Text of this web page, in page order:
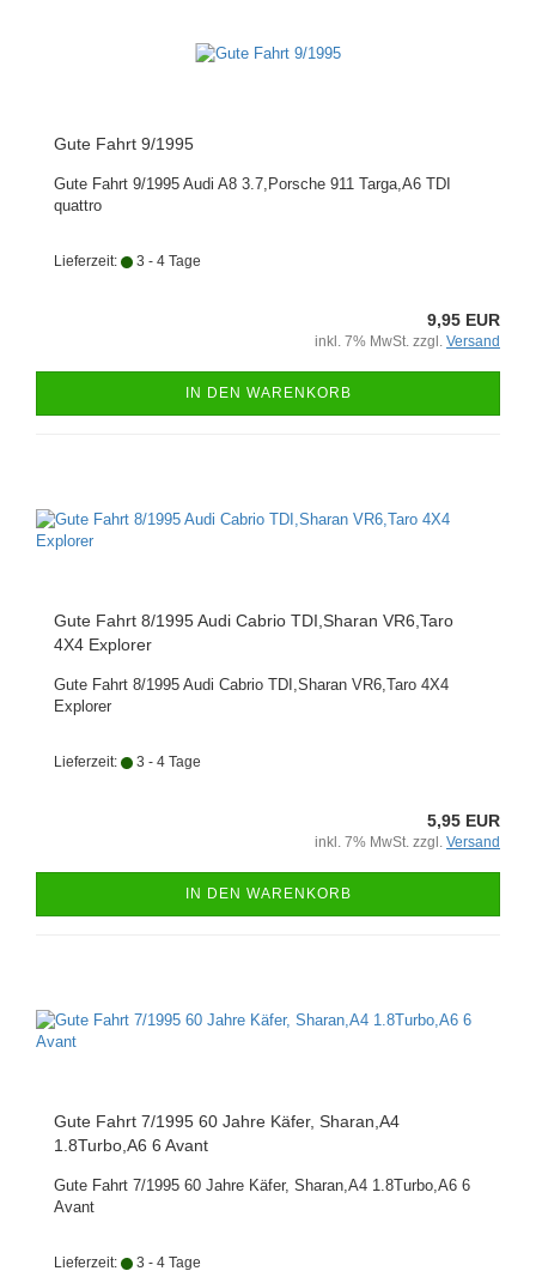
Gute Fahrt 9/1995
Gute Fahrt 9/1995 Audi A8 3.7,Porsche 911 Targa,A6 TDI
quattro
Lieferzeit: 3 - 4 Tage
9,95 EUR
inkl. 7% MwSt. zzgl. Versand
IN DEN WARENKORB
Gute Fahrt 8/1995 Audi Cabrio TDI,Sharan VR6,Taro
4X4 Explorer
Gute Fahrt 8/1995 Audi Cabrio TDI,Sharan VR6,Taro 4X4
Explorer
Lieferzeit: 3 - 4 Tage
5,95 EUR
inkl. 7% MwSt. zzgl. Versand
IN DEN WARENKORB
Gute Fahrt 7/1995 60 Jahre Käfer, Sharan,A4
1.8Turbo,A6 6 Avant
Gute Fahrt 7/1995 60 Jahre Käfer, Sharan,A4 1.8Turbo,A6 6
Avant
Lieferzeit: 3 - 4 Tage